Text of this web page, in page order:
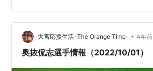
大宮応援生活-The Orange Time- • 4年前
奥抜侃志選手情報（2022/10/01）